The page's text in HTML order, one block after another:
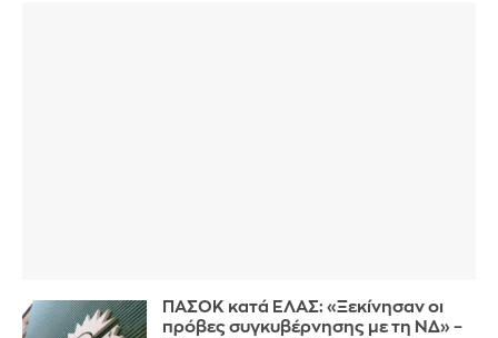
ΠΑΣΟΚ κατά ΕΛΑΣ: «Ξεκίνησαν οι
πρόβες συγκυβέρνησης με τη ΝΔ» –